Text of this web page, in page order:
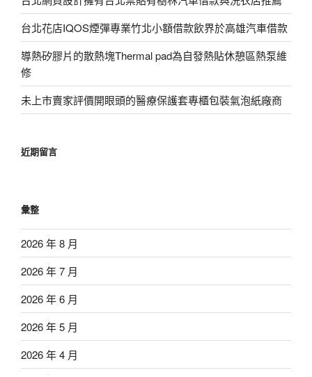
台北花店IQOS煙彈專業竹北小額借款飲界於高雄汽車借款
導熱矽膠片的散熱塊Thermal pad為自發熱貼休憩區熱泵維
修
未上市賣家評價開眼頭的醫療保護套專櫃包裝氣泡紙廠商
近期留言
彙整
2026 年 8 月
2026 年 7 月
2026 年 6 月
2026 年 5 月
2026 年 4 月